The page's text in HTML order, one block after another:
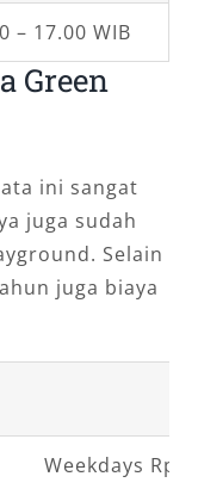
– 17.00 WIB
Green
ini sangat
juga sudah
Selain
juga biaya
Weekdays